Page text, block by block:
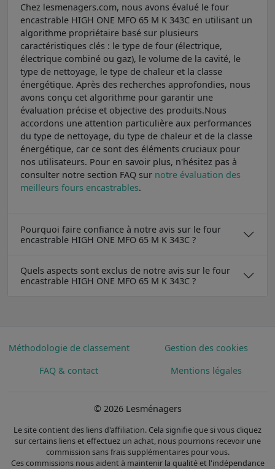
Chez lesmenagers.com, nous avons évalué le four
encastrable HIGH ONE MFO 65 M K 343C en utilisant un
algorithme propriétaire basé sur plusieurs
caractéristiques clés : le type de four (électrique,
électrique combiné ou gaz), le volume de la cavité, le
type de nettoyage, le type de chaleur et la classe
énergétique. Après des recherches approfondies, nous
avons conçu cet algorithme pour garantir une
évaluation précise et objective des produits.Nous
accordons une attention particulière aux performances
du type de nettoyage, du type de chaleur et de la classe
énergétique, car ce sont des éléments cruciaux pour
nos utilisateurs. Pour en savoir plus, n'hésitez pas à
consulter notre section FAQ sur notre évaluation des
meilleurs fours encastrables.
Pourquoi faire confiance à notre avis sur le four
encastrable HIGH ONE MFO 65 M K 343C ?
Quels aspects sont exclus de notre avis sur le four
encastrable HIGH ONE MFO 65 M K 343C ?
Méthodologie de classement
Gestion des cookies
FAQ & contact
Mentions légales
© 2026 Lesménagers
Le site contient des liens d'affiliation. Cela signifie que si vous cliquez
sur certains liens et effectuez un achat, nous pourrions recevoir une
commission sans frais supplémentaires pour vous.
Ces commissions nous aident à maintenir la qualité et l'indépendance